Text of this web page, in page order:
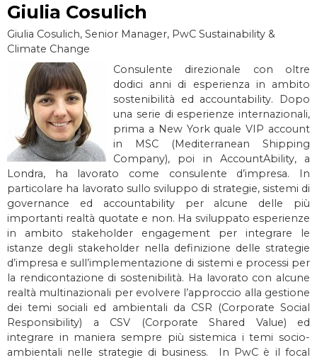
Giulia Cosulich
Giulia Cosulich, Senior Manager, PwC Sustainability &
Climate Change
Consulente direzionale con oltre
dodici anni di esperienza in ambito
sostenibilità ed accountability. Dopo
una serie di esperienze internazionali,
prima a New York quale VIP account
in MSC (Mediterranean Shipping
Company), poi in AccountAbility, a
Londra, ha lavorato come consulente d’impresa. In
particolare ha lavorato sullo sviluppo di strategie, sistemi di
governance ed accountability per alcune delle più
importanti realtà quotate e non. Ha sviluppato esperienze
in ambito stakeholder engagement per integrare le
istanze degli stakeholder nella definizione delle strategie
d’impresa e sull’implementazione di sistemi e processi per
la rendicontazione di sostenibilità. Ha lavorato con alcune
realtà multinazionali per evolvere l’approccio alla gestione
dei temi sociali ed ambientali da CSR (Corporate Social
Responsibility) a CSV (Corporate Shared Value) ed
integrare in maniera sempre più sistemica i temi socio-
ambientali nelle strategie di business. In PwC è il focal